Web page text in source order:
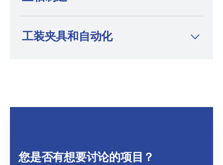
工装夹具和自动化
您是否有想要讨论的项目？